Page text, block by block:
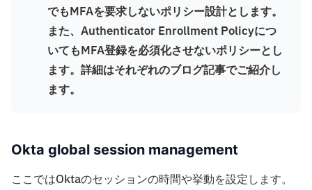
でもMFAを要求しないポリシー設計とします。
また、Authenticator Enrollment Policyにつ
いてもMFA登録を必須化させないポリシーとし
ます。詳細はそれぞれのブログ記事でご紹介し
ます。
Okta global session management
ここではOktaのセッションの時間や挙動を設定します。